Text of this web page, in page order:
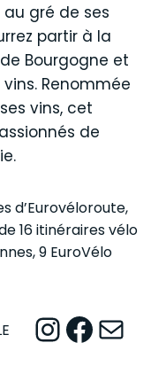
gré de ses
partir à la
Bourgogne et
Renommée
vins, cet
de
d’Eurovéloroute,
16 itinéraires vélo
9 EuroVélo
InstagramFacebook Mail